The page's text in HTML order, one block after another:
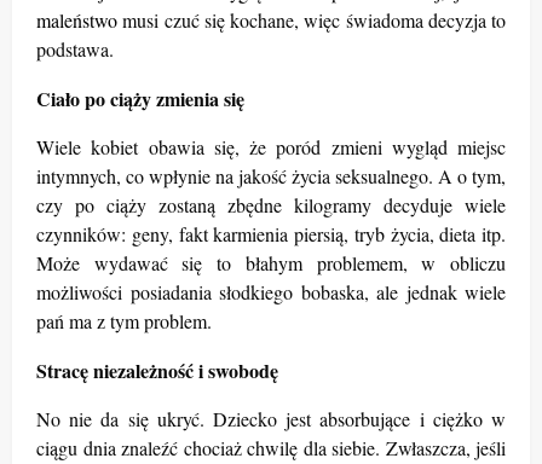
maleństwomusi czuć się kochane, więc świadoma decyzja to
podstawa.
Ciało po ciążyzmienia się
Wiele kobiet obawia się, że poród zmieni wygląd miejsc
intymnych, co wpłynie na jakość życia seksualnego. A o tym,
czy po ciąży zostaną zbędne kilogramy decyduje wiele
czynników: geny, fakt karmienia piersią, tryb życia, dieta itp.
Może wydawać się to błahym problemem, w obliczu
możliwości posiadania słodkiego bobaska, ale jednak wiele
pań ma z tym problem.
Stracę niezależność i swobodę
No nie da się ukryć. Dziecko jest absorbujące i ciężko w
ciągu dnia znaleźć chociaż chwilę dla siebie. Zwłaszcza, jeśli